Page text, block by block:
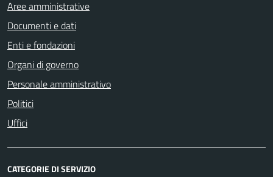
Aree amministrative
Documenti e dati
Enti e fondazioni
Organi di governo
Personale amministrativo
Politici
Uffici
CATEGORIE DI SERVIZIO